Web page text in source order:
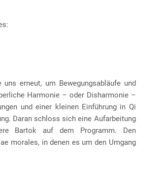
erneut, um Bewegungsabläufe und
Harmonie – oder Disharmonie –
und einer kleinen Einführung in Qi
Daran schloss sich eine Aufarbeitung
Bartok auf dem Programm. Den
morales, in denen es um den Umgang